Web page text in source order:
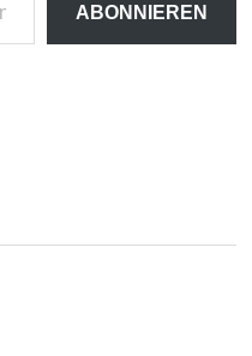
ABONNIEREN